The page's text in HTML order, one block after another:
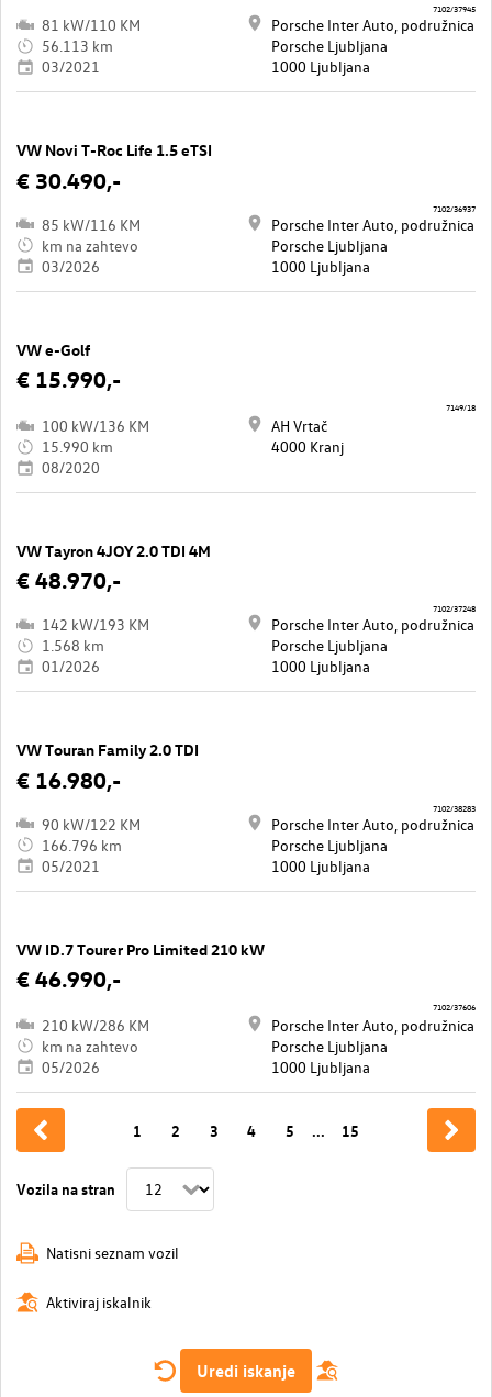
81 kW/110 KM
56.113 km
03/2021
Porsche Inter Auto, podružnica
Porsche Ljubljana
1000 Ljubljana
7102/37945
VW Novi T-Roc Life 1.5 eTSI
€ 30.490,-
85 kW/116 KM
km na zahtevo
03/2026
Porsche Inter Auto, podružnica
Porsche Ljubljana
1000 Ljubljana
7102/36937
VW e-Golf
€ 15.990,-
100 kW/136 KM
15.990 km
08/2020
AH Vrtač
4000 Kranj
7149/18
VW Tayron 4JOY 2.0 TDI 4M
€ 48.970,-
142 kW/193 KM
1.568 km
01/2026
Porsche Inter Auto, podružnica
Porsche Ljubljana
1000 Ljubljana
7102/37248
VW Touran Family 2.0 TDI
€ 16.980,-
90 kW/122 KM
166.796 km
05/2021
Porsche Inter Auto, podružnica
Porsche Ljubljana
1000 Ljubljana
7102/38283
VW ID.7 Tourer Pro Limited 210 kW
€ 46.990,-
210 kW/286 KM
km na zahtevo
05/2026
Porsche Inter Auto, podružnica
Porsche Ljubljana
1000 Ljubljana
7102/37606
Vozila na stran
1 2 3 4 5 ... 15
Natisni seznam vozil
Aktiviraj iskalnik
Uredi iskanje